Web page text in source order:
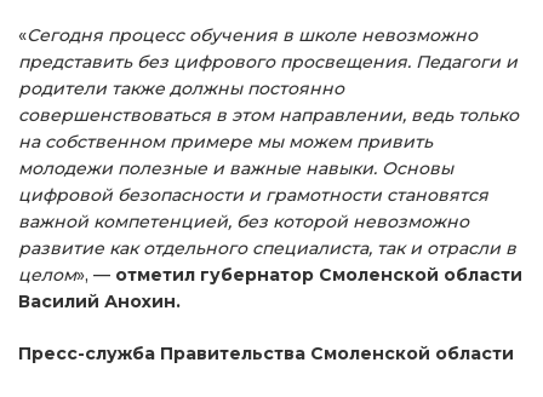
«Сегодня процесс обучения в школе невозможно
представить без цифрового просвещения. Педагоги и
родители также должны постоянно
совершенствоваться в этом направлении, ведь только
на собственном примере мы можем привить
молодежи полезные и важные навыки. Основы
цифровой безопасности и грамотности становятся
важной компетенцией, без которой невозможно
развитие как отдельного специалиста, так и отрасли в
целом», — отметил губернатор Смоленской области
Василий Анохин.
Пресс-служба Правительства Смоленской области